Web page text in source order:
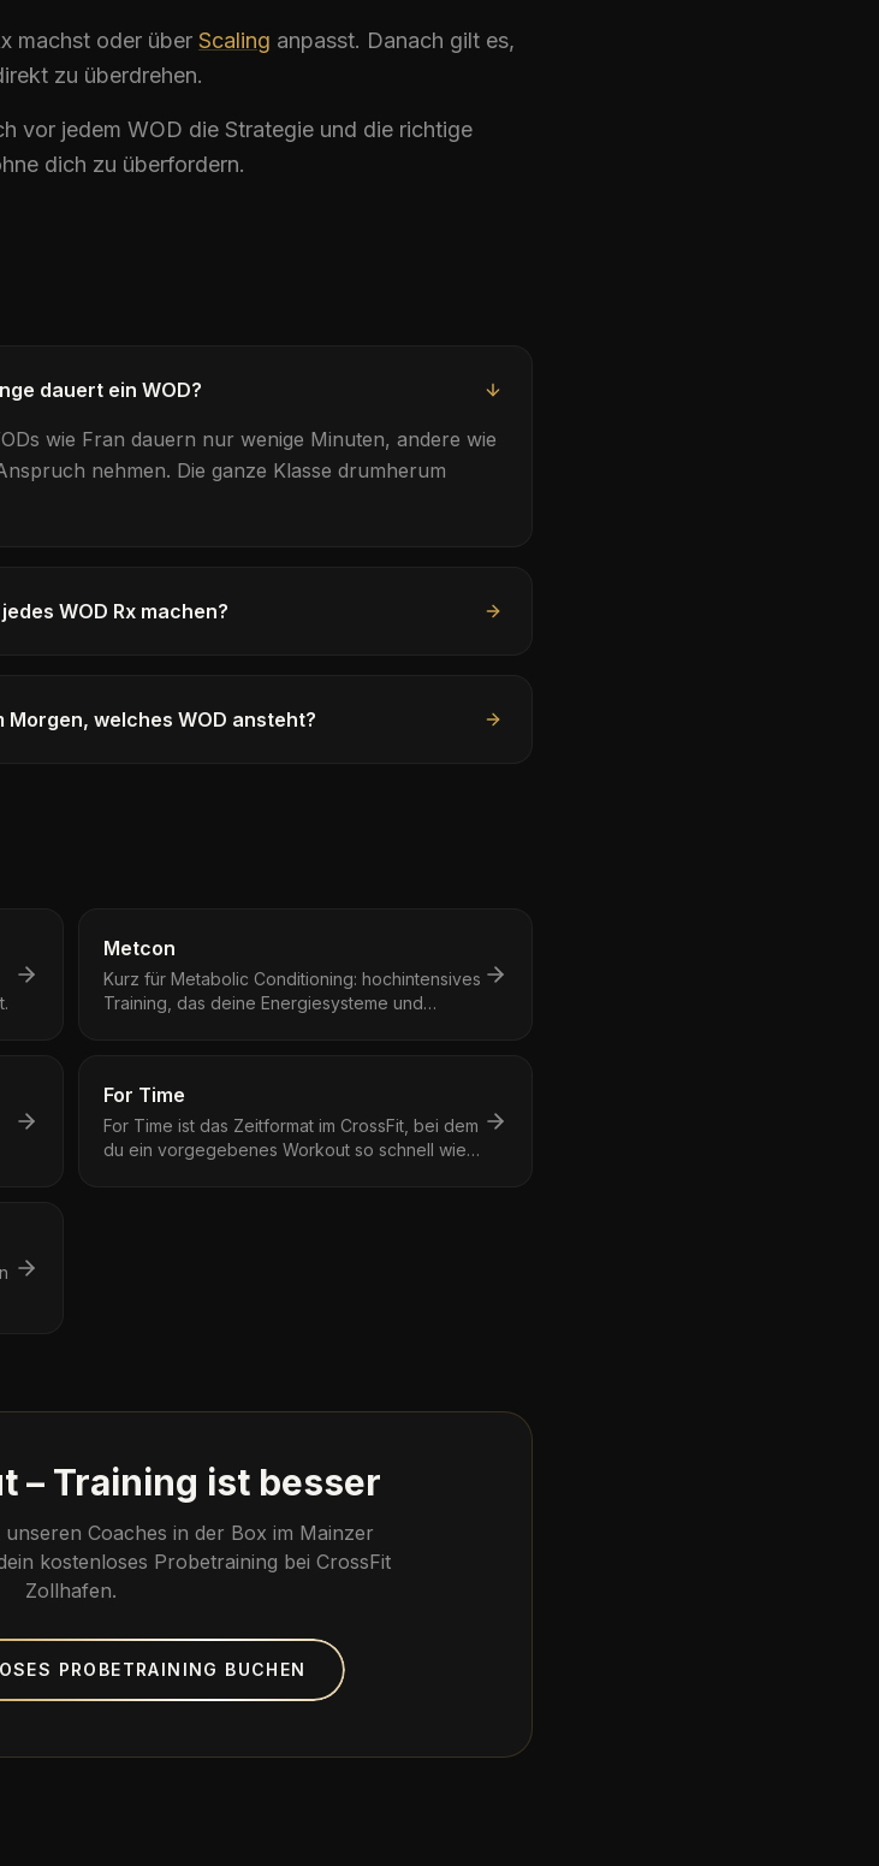
machst oder über Scaling anpasst. Danach gilt es,
zu überdrehen.
vor jedem WOD die Strategie und die richtige
dich zu überfordern.
dauert ein WOD?
wie Fran dauern nur wenige Minuten, andere wie
nehmen. Die ganze Klasse drumherum
WOD Rx machen?
Morgen, welches WOD ansteht?
Metcon
Kurz für Metabolic Conditioning: hochintensives
Training, das deine Energiesysteme und
For Time
For Time ist das Zeitformat im CrossFit, bei dem
du ein vorgegebenes Workout so schnell wie
– Training ist besser
Coaches in der Box im Mainzer
kostenloses Probetraining bei CrossFit
Zollhafen.
PROBETRAINING BUCHEN